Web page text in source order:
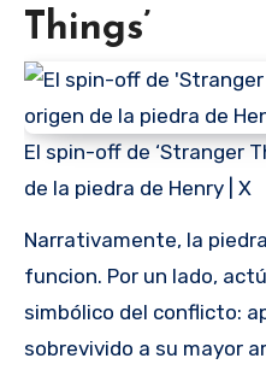
Things’
El spin-off de ‘Stranger
de la piedra de Henry | X
Narrativamente, la
funcion. Por un lado,
simbólico del conflicto:
sobrevivido a su mayor